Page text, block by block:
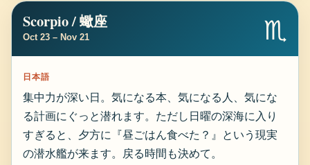
Scorpio / 蠍座
Oct 23 – Nov 21 ♏
日本語
集中力が深い日。気になる本、気になる人、気にな
る計画にぐっと潜れます。ただし日曜の深海に入り
すぎると、夕方に『昼ごはん食べた？』という現実
の潜水艦が来ます。戻る時間も決めて。